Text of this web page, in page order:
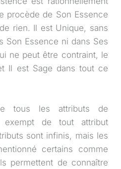
procède de Son Essence
rien. Il est Unique, sans
Son Essence ni dans Ses
ne peut être contraint, le
Il est Sage dans tout ce
tous les attributs de
de tout attribut
sont infinis, mais les
certains comme
permettent de connaître